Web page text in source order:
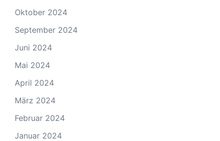
Oktober 2024
September 2024
Juni 2024
Mai 2024
April 2024
März 2024
Februar 2024
Januar 2024